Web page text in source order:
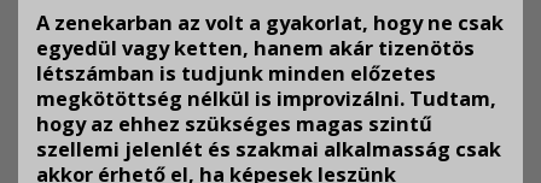
A zenekarban az volt a gyakorlat, hogy ne csak
egyedül vagy ketten, hanem akár tizenötös
létszámban is tudjunk minden előzetes
megkötöttség nélkül is improvizálni. Tudtam,
hogy az ehhez szükséges magas szintű
szellemi jelenlét és szakmai alkalmasság csak
akkor érhető el, ha képesek leszünk